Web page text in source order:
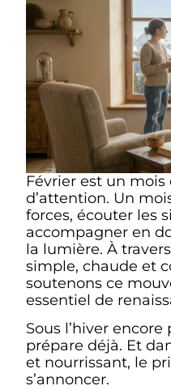
Février est un
d’attention. Un
forces, écouter les
accompagner en
la lumière. À
simple, chaude et
soutenons ce
essentiel de
Sous l’hiver encore
prépare déjà. Et
et nourrissant, le
s’annoncer.